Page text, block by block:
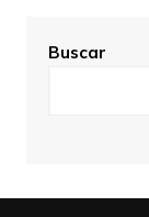
Buscar